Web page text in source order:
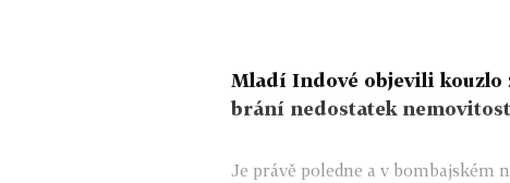
Mladí Indové objevili kouzlo
brání nedostatek
Je právě poledne a v bombajském